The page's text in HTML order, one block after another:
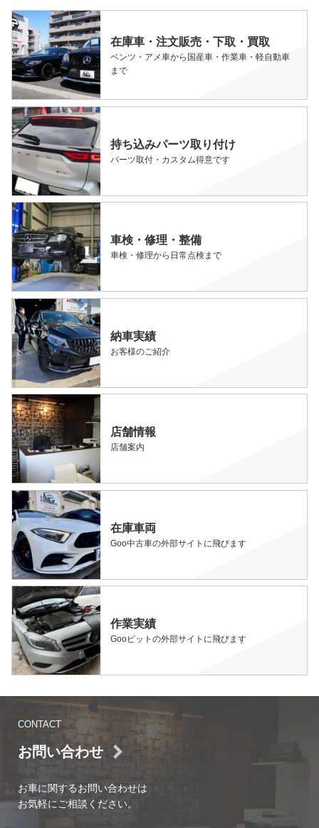
在庫車・注文販売・下取・買取
ベンツ・アメ車から国産車・作業車・軽自動車
まで
持ち込みパーツ取り付け
パーツ取付・カスタム得意です
車検・修理・整備
車検・修理から日常点検まで
納車実績
お客様のご紹介
店舗情報
店舗案内
在庫車両
Goo中古車の外部サイトに飛びます
作業実績
Gooピットの外部サイトに飛びます
CONTACT
お問い合わせ
お車に関するお問い合わせは
お気軽にご相談ください。